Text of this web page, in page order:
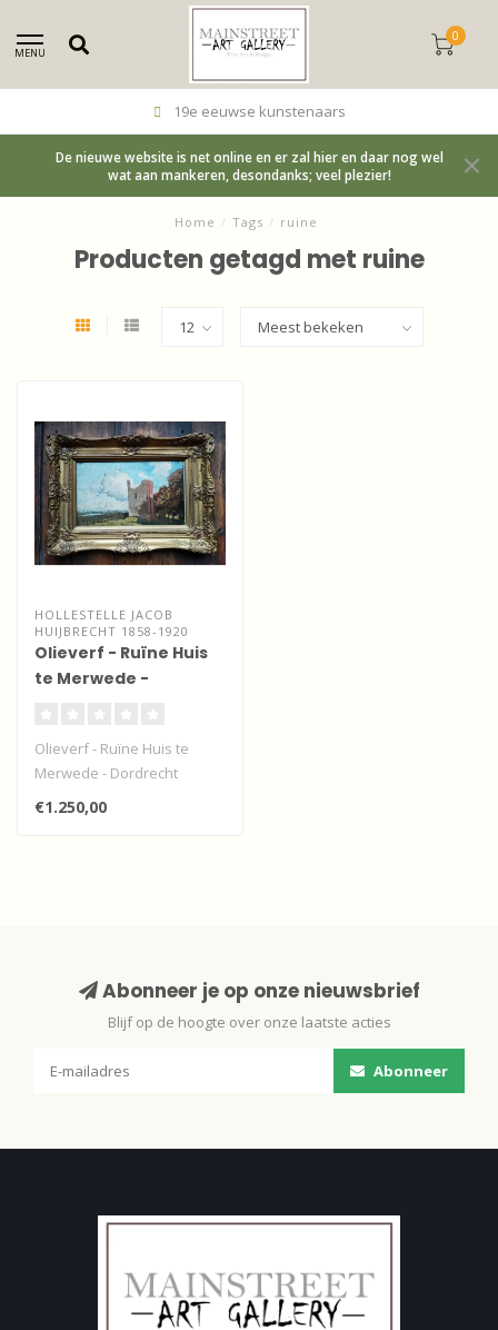
MENU
0
19e eeuwse kunstenaars
De nieuwe website is net online en er zal hier en daar nog wel
wat aan mankeren, desondanks; veel plezier!
Home / Tags / ruine
Producten getagd met ruine
HOLLESTELLE JACOB
HUIJBRECHT 1858-1920
Olieverf - Ruïne Huis
te Merwede -
Olieverf - Ruïne Huis te
Merwede - Dordrecht
€1.250,00
Abonneer je op onze nieuwsbrief
Blijf op de hoogte over onze laatste acties
Abonneer